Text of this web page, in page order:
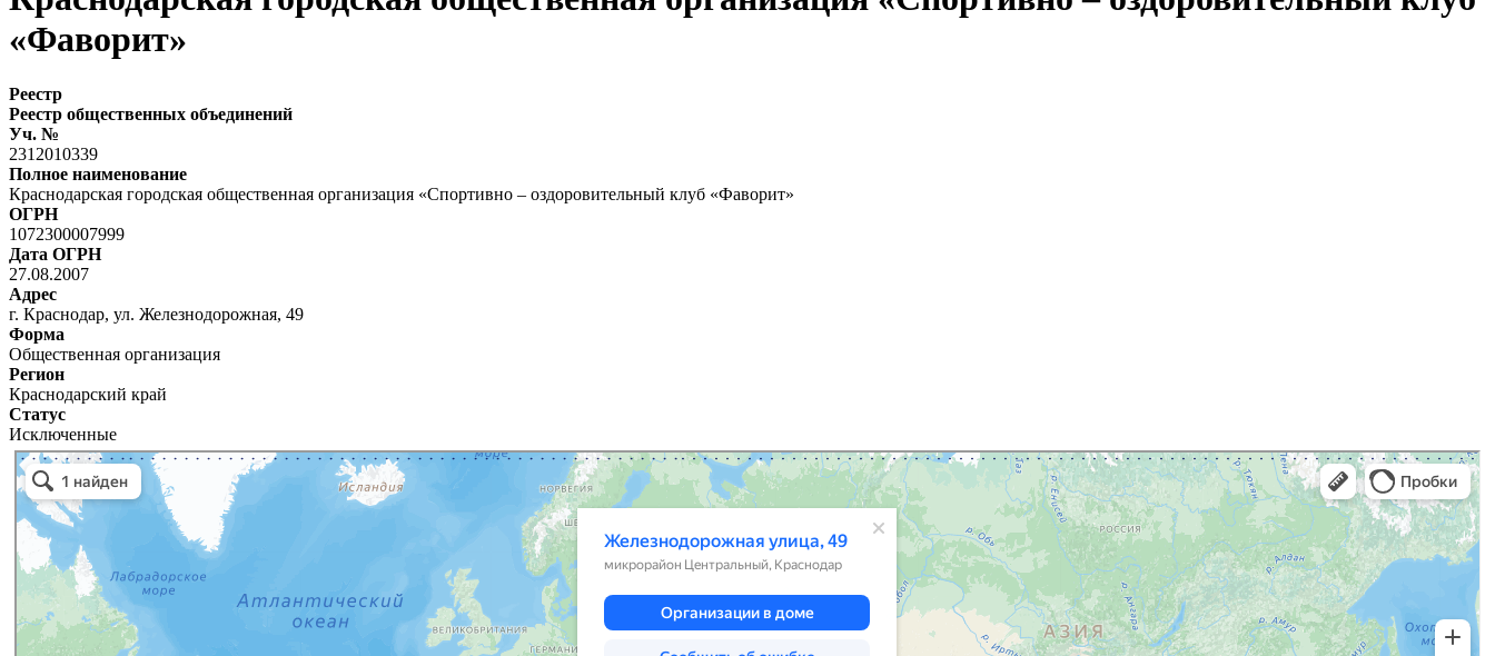
«Фаворит»
Реестр
Реестр общественных объединений
Уч. №
2312010339
Полное наименование
Краснодарская городская общественная организация «Спортивно – оздоровительный клуб «Фаворит»
ОГРН
1072300007999
Дата ОГРН
27.08.2007
Адрес
г. Краснодар, ул. Железнодорожная, 49
Форма
Общественная организация
Регион
Краснодарский край
Статус
Исключенные